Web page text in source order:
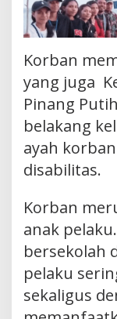
Korban
yang juga
Pinang
belakang
ayah
disabilitas.
Korban
anak
bersekolah
pelaku
sekaligus